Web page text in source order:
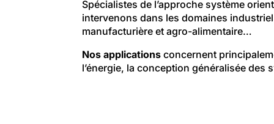
Spécialistes de l’approche système
intervenons dans les domaines
manufacturière et agro-alimentaire…
Nos applications concernent
l’énergie, la conception généralisée